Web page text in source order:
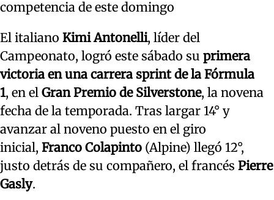
competencia de este domingo
El italiano Kimi Antonelli, líder del
Campeonato, logró este sábado su primera
victoria en una carrera sprint de la Fórmula
1, en el Gran Premio de Silverstone, la novena
fecha de la temporada. Tras largar 14° y
avanzar al noveno puesto en el giro
inicial, Franco Colapinto (Alpine) llegó 12°,
justo detrás de su compañero, el francés Pierre
Gasly.